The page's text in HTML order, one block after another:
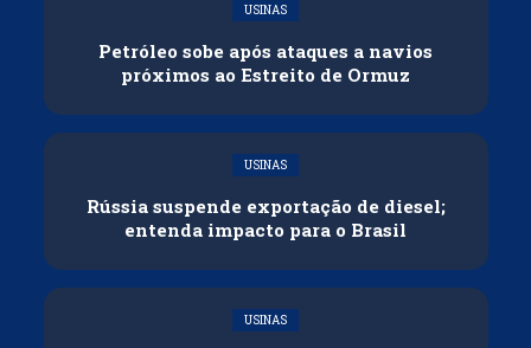
USINAS
Petróleo sobe após ataques a navios
próximos ao Estreito de Ormuz
USINAS
Rússia suspende exportação de diesel;
entenda impacto para o Brasil
USINAS